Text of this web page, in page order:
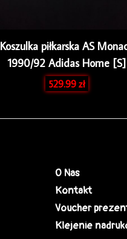
Koszulka piłkarska AS
1990/92 Adidas Home [S]
529.99zł
O Nas
Kontakt
Voucher
Klejenie